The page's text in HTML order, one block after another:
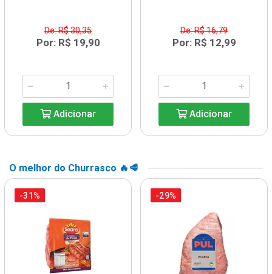
De: R$ 30,35
Por: R$ 19,90
Adicionar
De: R$ 16,79
Por: R$ 12,99
Adicionar
O melhor do Churrasco 🔥🥩
-31% -29%